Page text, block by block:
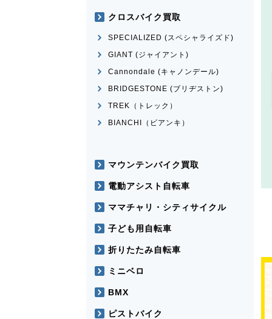
クロスバイク買取
SPECIALIZED (スペシャライズド)
GIANT (ジャイアント)
Cannondale (キャノンデール)
BRIDGESTONE (ブリヂストン)
TREK（トレック）
BIANCHI（ビアンキ）
マウンテンバイク買取
電動アシスト自転車
ママチャリ・シティサイクル
子ども用自転車
折りたたみ自転車
ミニベロ
BMX
ピストバイク